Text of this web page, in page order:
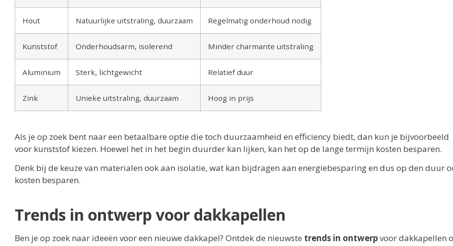
Hout Natuurlijke uitstraling, duurzaam Regelmatig onderhoud nodig
Kunststof Onderhoudsarm, isolerend Minder charmante uitstraling
Aluminium Sterk, lichtgewicht Relatief duur
Zink Unieke uitstraling, duurzaam Hoog in prijs
Als je op zoek bent naar een betaalbare optie die toch duurzaamheid en efficiency biedt, dan kun je bijvoorbeeld
voor kunststof kiezen. Hoewel het in het begin duurder kan lijken, kan het op de lange termijn kosten besparen.
Denk bij de keuze van materialen ook aan isolatie, wat kan bijdragen aan energiebesparing en dus op den duur
kosten besparen.
Trends in ontwerp voor dakkapellen
Ben je op zoek naar ideeën voor een nieuwe dakkapel? Ontdek de nieuwste trends in ontwerpvoor dakkapellen